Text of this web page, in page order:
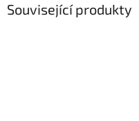
Související produkty